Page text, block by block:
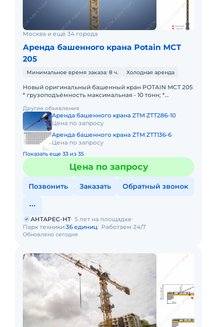
Москва и ещё 34 города
Аренда башенного крана Potain MCT
205
Минимальное время заказа: 8 ч. Холодная аренда
Новый оригинальный башенный кран POTAIN MCТ 205
* грузоподъёмность максимальная - 10 тонн; *
Способ перемещени
Другие объявления
Аренда башенного крана ZTM ZTT286-10
Цена по запросу
Аренда башенного крана ZTM ZTT136-6
Цена по запросу
Показать еще 33 из 35
Цена по запросу
Позвонить Заказать Обратный звонок
Обновлено сегодня
АНТАРЕС-НТ 5 лет на площадке
Парк техники:36 единиц Работаем 24/7